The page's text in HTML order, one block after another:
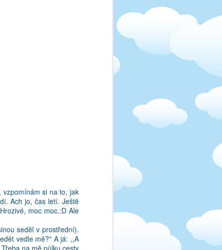
vzpomínám si na to, jak
Ach jo, čas letí. Ještě
moc moc.:D Ale
seděl v prostřední).
vedle mě?" A já: ,,A
perfektni v cestine.
na cestinu machr!
kdyz ta gramatika uz
nez by bylo vhodne.
tak, jak bych to
jako o vetach a
nejake ceske rceni.
prelozit "pozde bycha
ani v cestine,